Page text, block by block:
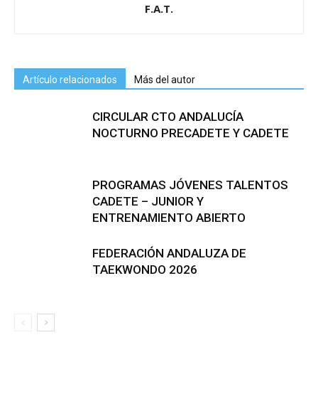
F.A.T.
Artículo relacionados Más del autor
CIRCULAR CTO ANDALUCÍA
NOCTURNO PRECADETE Y CADETE
PROGRAMAS JÓVENES TALENTOS
CADETE – JUNIOR Y
ENTRENAMIENTO ABIERTO
FEDERACIÓN ANDALUZA DE
TAEKWONDO 2026